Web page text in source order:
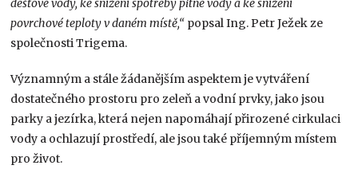
dešťové vody, ke snížení spotřeby pitné vody a ke snížení
povrchové teploty v daném místě,“ popsal Ing. Petr Ježek ze
společnosti Trigema.
Významným a stále žádanějším aspektem je vytváření
dostatečného prostoru pro zeleň a vodní prvky, jako jsou
parky a jezírka, která nejen napomáhají přirozené cirkulaci
vody a ochlazují prostředí, ale jsou také příjemným místem
pro život.